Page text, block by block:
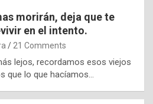
morirán, deja que te
en el intento.
21 Comments
lejos, recordamos esos viejos
que lo que hacíamos…